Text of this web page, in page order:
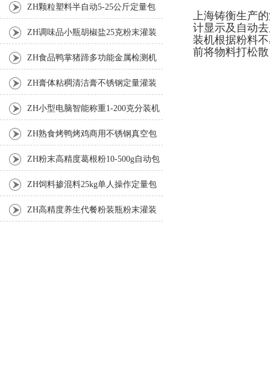
上海铸衡生产
计显示及自动
装机根据粉料
前将物料打松
ZH颗粒塑料半自动5-25公斤定量包
装机 ZH调味品小瓶胡椒盐25克粉末灌装
ZH食品鸭掌猪蹄多功能金属检测机
ZH膏体粘稠清洁膏不锈钢定量灌装
机厂家 ZH小型电脑智能称重1-200克分装机
ZH熟食烤鸭烤鸡商用不锈钢真空包
装机 ZH粉末高精度葛根粉10-500g自动包
装机 ZH饲料掺混料25kg单人操作定量包
装机 ZH高精度养生代餐粉装瓶粉末灌装